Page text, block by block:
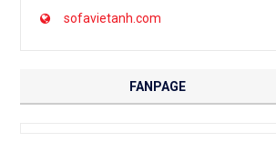
sofavietanh.com
FANPAGE